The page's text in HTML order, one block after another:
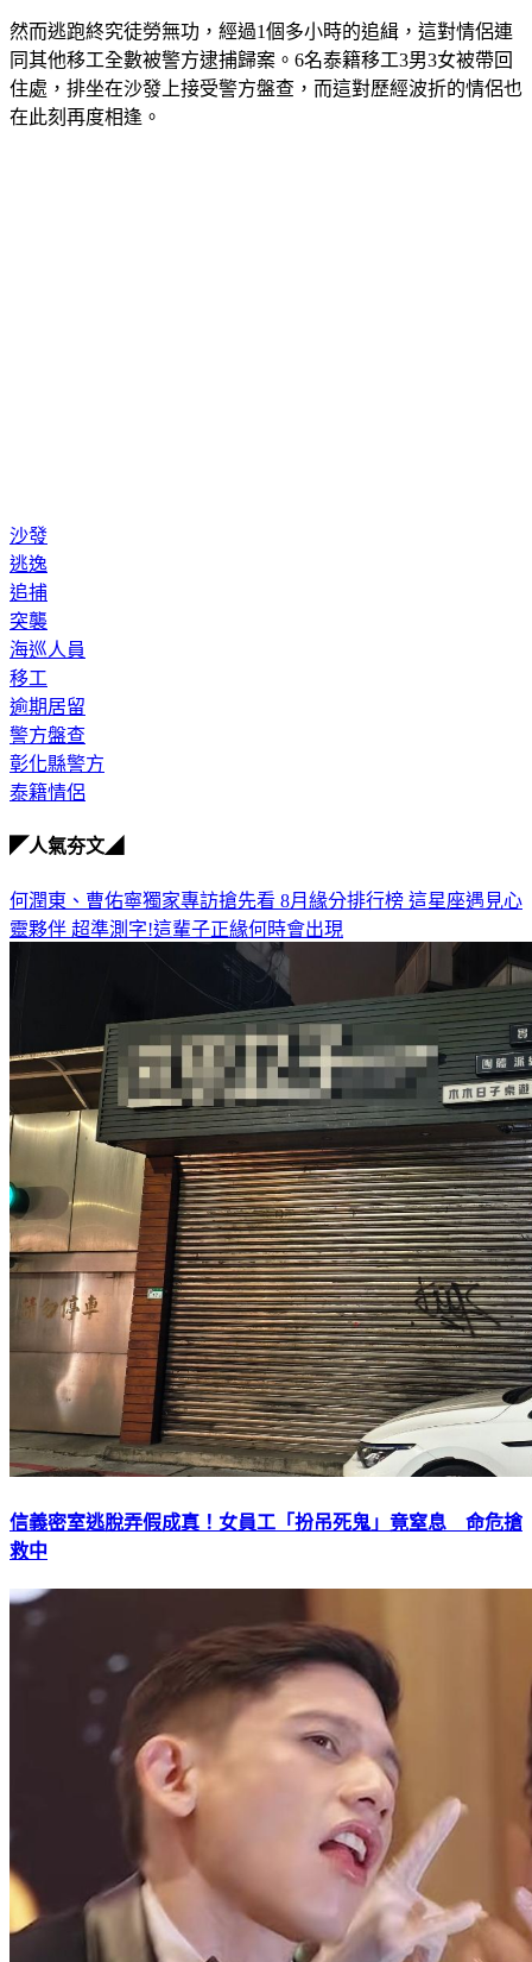
然而逃跑終究徒勞無功，經過1個多小時的追緝，這對情侶連
同其他移工全數被警方逮捕歸案。6名泰籍移工3男3女被帶回
住處，排坐在沙發上接受警方盤查，而這對歷經波折的情侶也
沙發
逃逸
追捕
突襲
海巡人員
移工
逾期居留
警方盤查
彰化縣警方
何潤東、曹佑寧獨家專訪搶先看8月緣分排行榜 這星座遇見心
超準測字!這輩子正緣何時會出現
信義密室逃脫弄假成真！女員工「扮吊死鬼」竟窒息 命危搶